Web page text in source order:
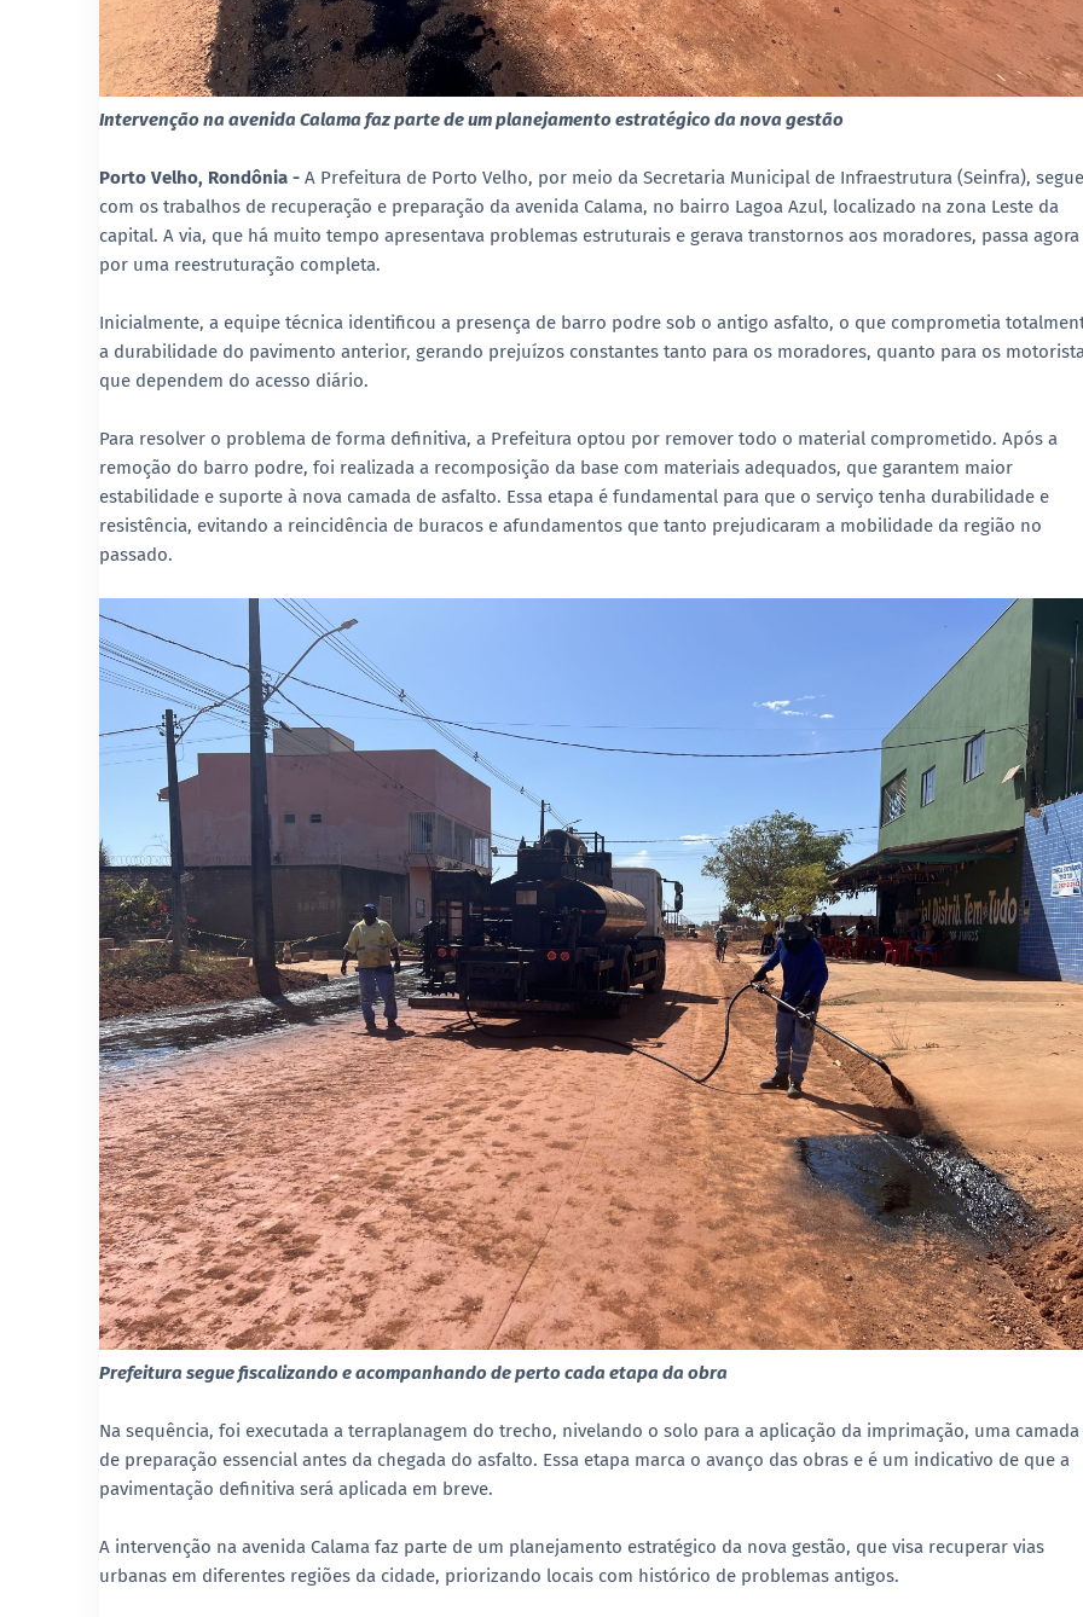
Intervenção na avenida Calama faz parte de um planejamento estratégico da nova gestão
Porto Velho, Rondônia - A Prefeitura de Porto Velho, por meio da Secretaria Municipal de Infraestrutura (Seinfra), segue
com os trabalhos de recuperação e preparação da avenida Calama, no bairro Lagoa Azul, localizado na zona Leste da
capital. A via, que há muito tempo apresentava problemas estruturais e gerava transtornos aos moradores, passa agora
por uma reestruturação completa.
Inicialmente, a equipe técnica identificou a presença de barro podre sob o antigo asfalto, o que comprometia
a durabilidade do pavimento anterior, gerando prejuízos constantes tanto para os moradores, quanto para os
que dependem do acesso diário.
Para resolver o problema de forma definitiva, a Prefeitura optou por remover todo o material comprometido. Após a
remoção do barro podre, foi realizada a recomposição da base com materiais adequados, que garantem maior
estabilidade e suporte à nova camada de asfalto. Essa etapa é fundamental para que o serviço tenha durabilidade e
resistência, evitando a reincidência de buracos e afundamentos que tanto prejudicaram a mobilidade da região no
passado.
Prefeitura segue fiscalizando e acompanhando de perto cada etapa da obra
Na sequência, foi executada a terraplanagem do trecho, nivelando o solo para a aplicação da imprimação, uma camada
de preparação essencial antes da chegada do asfalto. Essa etapa marca o avanço das obras e é um indicativo de que a
pavimentação definitiva será aplicada em breve.
A intervenção na avenida Calama faz parte de um planejamento estratégico da nova gestão, que visa recuperar vias
urbanas em diferentes regiões da cidade, priorizando locais com histórico de problemas antigos.